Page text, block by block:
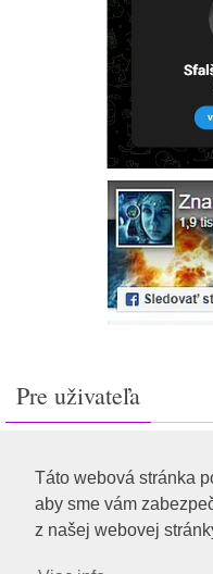
Táto webová stránka
aby sme vám
z našej webovej
Pre uživateľa
Feed záznamov
RSS feed komentárov
WordPress.org